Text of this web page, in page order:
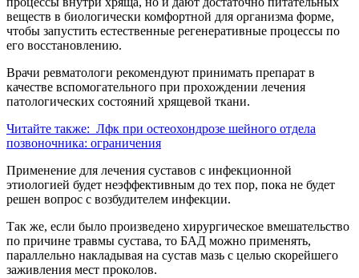
веществ в биологически комфортной для организма форме,
чтобы запустить естественные регенеративные процессы по
его восстановлению.
Врачи ревматологи рекомендуют принимать препарат в
качестве вспомогательного при прохождении лечения
патологических состояний хрящевой ткани.
Читайте также: Лфк при остеохондрозе шейного отдела
позвоночника: ограничения
Применение для лечения суставов с инфекционной
этиологией будет неэффективным до тех пор, пока не будет
решен вопрос с возбудителем инфекции.
Так же, если было произведено хирургическое вмешательство
по причине травмы сустава, то БАД можно применять,
параллельно накладывая на сустав мазь с целью скорейшего
заживления мест проколов.